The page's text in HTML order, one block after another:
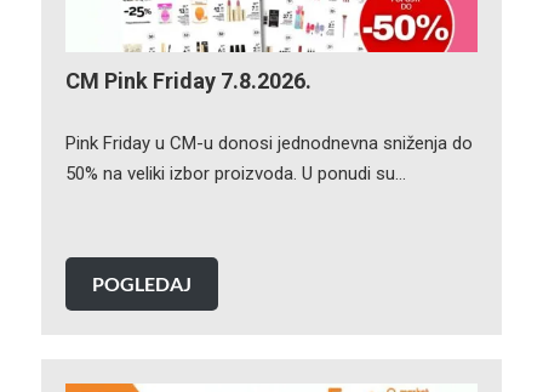
CM Pink Friday 7.8.2026.
Pink Friday u CM-u donosi jednodnevna sniženja do
50% na veliki izbor proizvoda. U ponudi su…
POGLEDAJ